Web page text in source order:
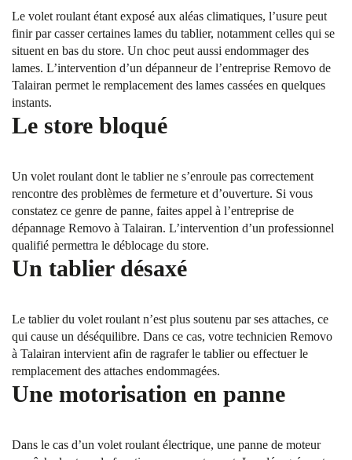
Le volet roulant étant exposé aux aléas climatiques, l’usure peut
finir par casser certaines lames du tablier, notamment celles qui se
situent en bas du store. Un choc peut aussi endommager des
lames. L’intervention d’un dépanneur de l’entreprise Removo de
Talairan permet le remplacement des lames cassées en quelques
instants.
Le store bloqué
Un volet roulant dont le tablier ne s’enroule pas correctement
rencontre des problèmes de fermeture et d’ouverture. Si vous
constatez ce genre de panne, faites appel à l’entreprise de
dépannage Removo à Talairan. L’intervention d’un professionnel
qualifié permettra le déblocage du store.
Un tablier désaxé
Le tablier du volet roulant n’est plus soutenu par ses attaches, ce
qui cause un déséquilibre. Dans ce cas, votre technicien Removo
à Talairan intervient afin de ragrafer le tablier ou effectuer le
remplacement des attaches endommagées.
Une motorisation en panne
Dans le cas d’un volet roulant électrique, une panne de moteur